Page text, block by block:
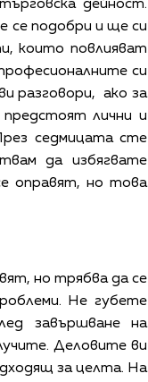
дейност.
се подобри и ще си
които повлияват
си
разговори, ако за
лични и
седмицата сте
да избягвате
оправят, но това
но трябва да се
Не губете
завършване на
Деловите ви
за целта. На